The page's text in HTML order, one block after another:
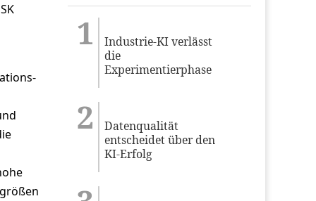
Industrie-KI verlässt
die
Experimentierphase
Datenqualität
entscheidet über den
KI-Erfolg